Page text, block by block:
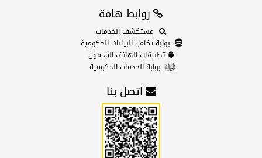
روابط هامة
مستكشف الخدمات
بوابة تكامل البيانات الحكومية
تطبيقات الهاتف المحمول
بوابة الخدمات الحكومية
اتصل بنا